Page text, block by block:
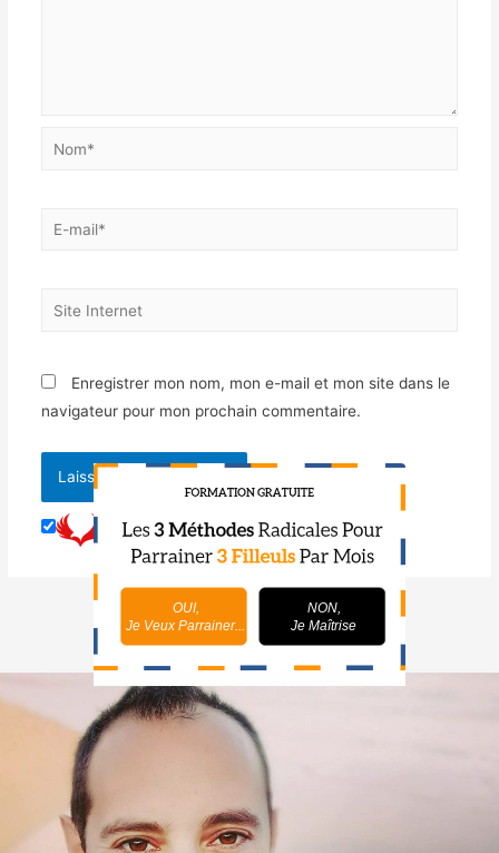
Enregistrer mon nom, mon e-mail et mon site dans le
navigateur pour mon prochain commentaire.
OUI,
Je Veux Parrainer...
NON,
Je Maîtrise